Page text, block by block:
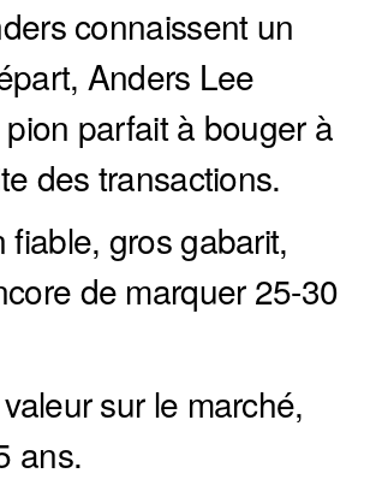
connaissent un
Anders Lee
parfait à bouger à
des transactions.
fiable, gros gabarit,
de marquer 25-30
sur le marché,
ans.